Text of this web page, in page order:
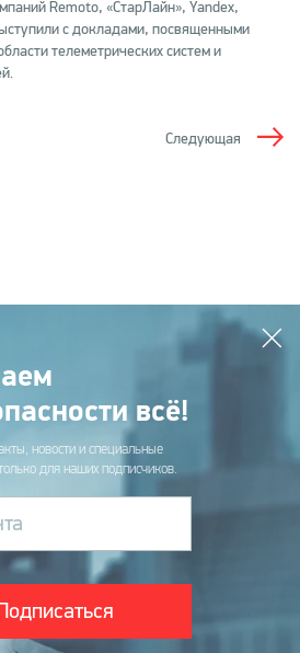
Remoto, «СтарЛайн», Yandex,
с докладами, посвященными
телеметрических систем и
Следующая
всё!
новости и специальные
для наших подписчиков.